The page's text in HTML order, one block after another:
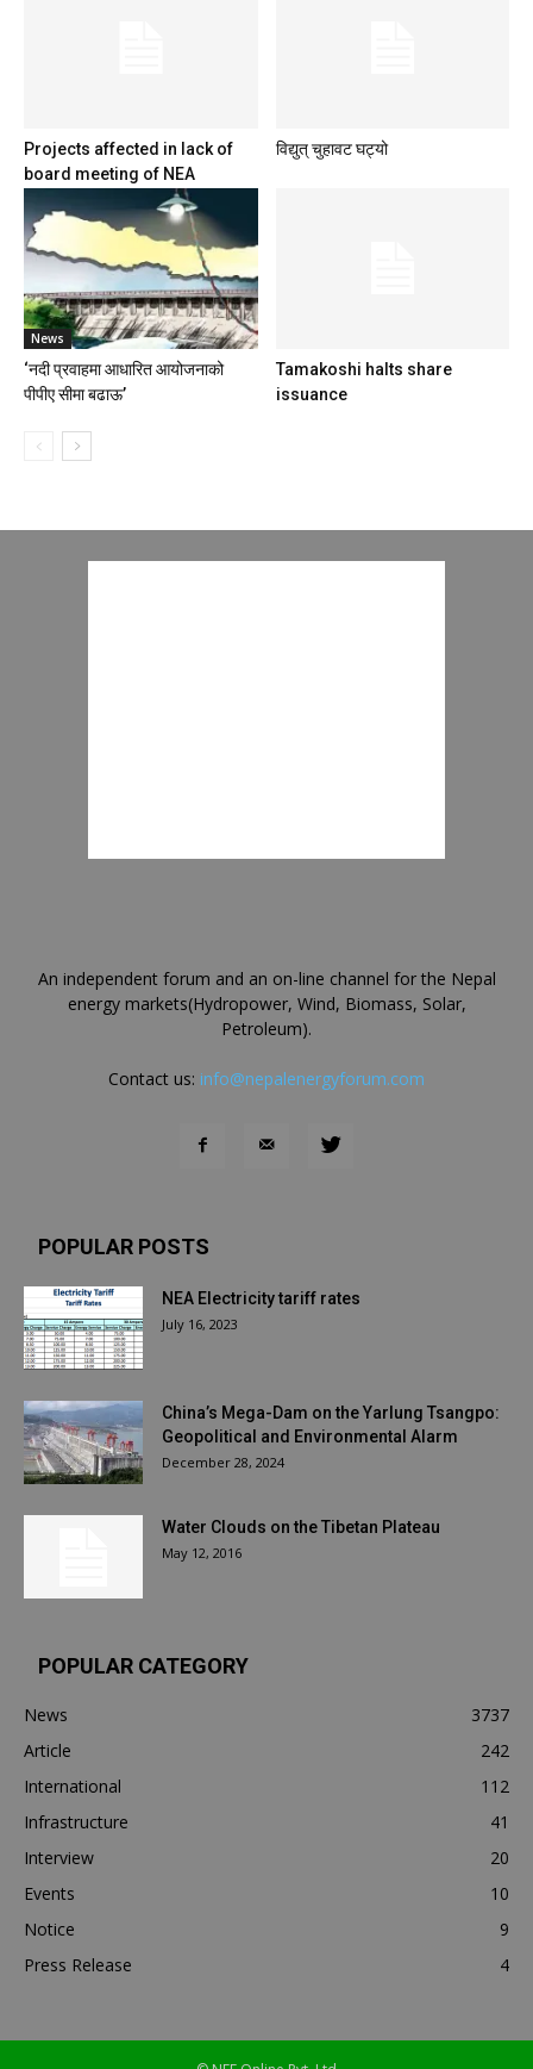
Projects affected in lack of
board meeting of NEA
विद्युत् चुहावट घट्यो
News
‘नदी प्रवाहमा आधारित आयोजनाको
पीपीए सीमा बढाऊ’
Tamakoshi halts share
issuance
An independent forum and an on-line channel for the Nepal
energy markets(Hydropower, Wind, Biomass, Solar,
Petroleum).
Contact us: info@nepalenergyforum.com
POPULAR POSTS
NEA Electricity tariff rates
July 16, 2023
China’s Mega-Dam on the Yarlung Tsangpo:
Geopolitical and Environmental Alarm
December 28, 2024
Water Clouds on the Tibetan Plateau
May 12, 2016
POPULAR CATEGORY
News
3737
Article
242
International
112
Infrastructure
41
Interview
20
Events
10
Notice
9
Press Release
4